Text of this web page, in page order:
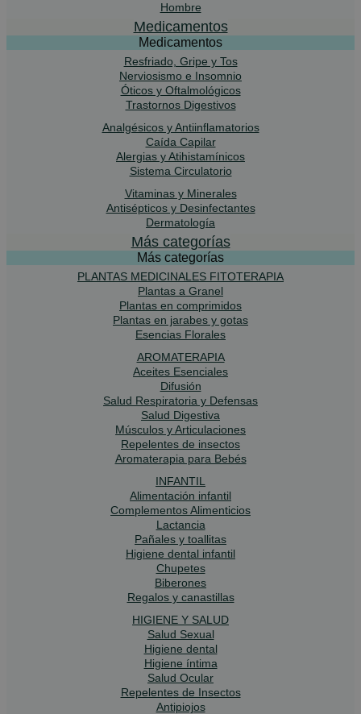
Hombre
Medicamentos
Medicamentos
Resfriado, Gripe y Tos
Nerviosismo e Insomnio
Óticos y Oftalmológicos
Trastornos Digestivos
Analgésicos y Antiinflamatorios
Caída Capilar
Alergias y Atihistamínicos
Sistema Circulatorio
Vitaminas y Minerales
Antisépticos y Desinfectantes
Dermatología
Más categorías
Más categorías
PLANTAS MEDICINALES FITOTERAPIA
Plantas a Granel
Plantas en comprimidos
Plantas en jarabes y gotas
Esencias Florales
AROMATERAPIA
Aceites Esenciales
Difusión
Salud Respiratoria y Defensas
Salud Digestiva
Músculos y Articulaciones
Repelentes de insectos
Aromaterapia para Bebés
INFANTIL
Alimentación infantil
Complementos Alimenticios
Lactancia
Pañales y toallitas
Higiene dental infantil
Chupetes
Biberones
Regalos y canastillas
HIGIENE Y SALUD
Salud Sexual
Higiene dental
Higiene íntima
Salud Ocular
Repelentes de Insectos
Antipiojos